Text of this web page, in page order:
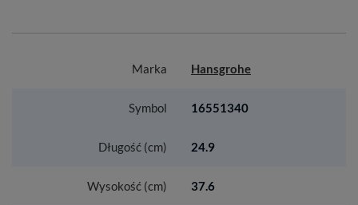
Marka Hansgrohe
Symbol 16551340
Długość (cm) 24.9
Wysokość (cm) 37.6